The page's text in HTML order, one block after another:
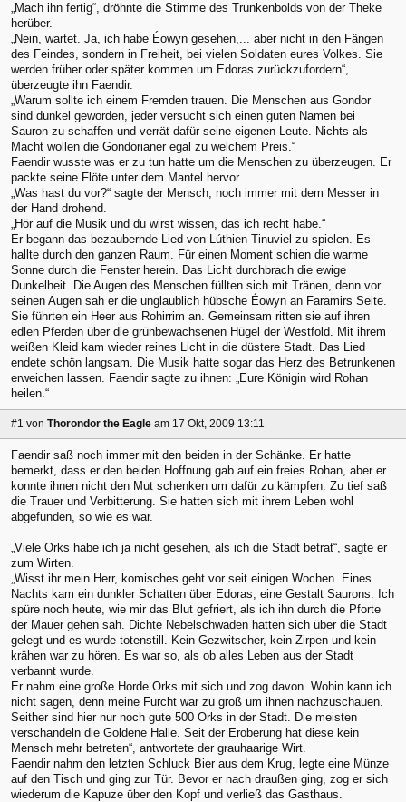
„Mach ihn fertig“, dröhnte die Stimme des Trunkenbolds von der Theke
herüber.
„Nein, wartet. Ja, ich habe Éowyn gesehen,... aber nicht in den Fängen
des Feindes, sondern in Freiheit, bei vielen Soldaten eures Volkes. Sie
werden früher oder später kommen um Edoras zurückzufordern“,
überzeugte ihn Faendir.
„Warum sollte ich einem Fremden trauen. Die Menschen aus Gondor
sind dunkel geworden, jeder versucht sich einen guten Namen bei
Sauron zu schaffen und verrät dafür seine eigenen Leute. Nichts als
Macht wollen die Gondorianer egal zu welchem Preis.“
Faendir wusste was er zu tun hatte um die Menschen zu überzeugen. Er
packte seine Flöte unter dem Mantel hervor.
„Was hast du vor?“ sagte der Mensch, noch immer mit dem Messer in
der Hand drohend.
„Hör auf die Musik und du wirst wissen, das ich recht habe.“
Er begann das bezaubernde Lied von Lúthien Tinuviel zu spielen. Es
hallte durch den ganzen Raum. Für einen Moment schien die warme
Sonne durch die Fenster herein. Das Licht durchbrach die ewige
Dunkelheit. Die Augen des Menschen füllten sich mit Tränen, denn vor
seinen Augen sah er die unglaublich hübsche Éowyn an Faramirs Seite.
Sie führten ein Heer aus Rohirrim an. Gemeinsam ritten sie auf ihren
edlen Pferden über die grünbewachsenen Hügel der Westfold. Mit ihrem
weißen Kleid kam wieder reines Licht in die düstere Stadt. Das Lied
endete schön langsam. Die Musik hatte sogar das Herz des Betrunkenen
erweichen lassen. Faendir sagte zu ihnen: „Eure Königin wird Rohan
heilen.“
#1 von Thorondor the Eagle am 17 Okt, 2009 13:11
Faendir saß noch immer mit den beiden in der Schänke. Er hatte
bemerkt, dass er den beiden Hoffnung gab auf ein freies Rohan, aber er
konnte ihnen nicht den Mut schenken um dafür zu kämpfen. Zu tief saß
die Trauer und Verbitterung. Sie hatten sich mit ihrem Leben wohl
abgefunden, so wie es war.
„Viele Orks habe ich ja nicht gesehen, als ich die Stadt betrat“, sagte er
zum Wirten.
„Wisst ihr mein Herr, komisches geht vor seit einigen Wochen. Eines
Nachts kam ein dunkler Schatten über Edoras; eine Gestalt Saurons. Ich
spüre noch heute, wie mir das Blut gefriert, als ich ihn durch die Pforte
der Mauer gehen sah. Dichte Nebelschwaden hatten sich über die Stadt
gelegt und es wurde totenstill. Kein Gezwitscher, kein Zirpen und kein
krähen war zu hören. Es war so, als ob alles Leben aus der Stadt
verbannt wurde.
Er nahm eine große Horde Orks mit sich und zog davon. Wohin kann ich
nicht sagen, denn meine Furcht war zu groß um ihnen nachzuschauen.
Seither sind hier nur noch gute 500 Orks in der Stadt. Die meisten
verschandeln die Goldene Halle. Seit der Eroberung hat diese kein
Mensch mehr betreten“, antwortete der grauhaarige Wirt.
Faendir nahm den letzten Schluck Bier aus dem Krug, legte eine Münze
auf den Tisch und ging zur Tür. Bevor er nach draußen ging, zog er sich
wiederum die Kapuze über den Kopf und verließ das Gasthaus.